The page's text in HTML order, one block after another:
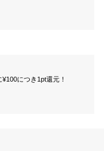
につき1pt還元！